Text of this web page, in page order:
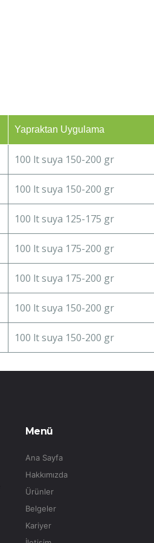
Yapraktan Uygulama
100 lt suya 150-200 gr
100 lt suya 150-200 gr
100 lt suya 125-175 gr
100 lt suya 175-200 gr
100 lt suya 175-200 gr
100 lt suya 150-200 gr
100 lt suya 150-200 gr
Menü
Ana Sayfa
Hakkımızda
Ürünler
Belgeler
Kariyer